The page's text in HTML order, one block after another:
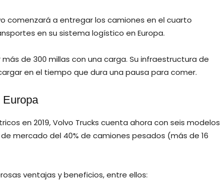
comenzará a entregar los camiones en el cuarto
en su sistema logístico en Europa.
más de 300 millas con una carga. Su infraestructura de
en el tiempo que dura una pausa para comer.
Europa
en 2019, Volvo Trucks cuenta ahora con seis modelos
mercado del 40% de camiones pesados (más de 16
ventajas y beneficios, entre ellos: